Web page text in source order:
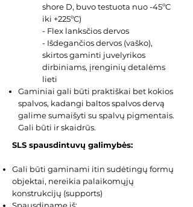
shore D, buvo testuota nuo -45ºC
iki +225ºC)
- Flex lanksčios dervos
- Išdegančios dervos (vaško),
skirtos gaminti juvelyrikos
dirbiniams, įrenginių detalėms
lieti
Gaminiai gali būti praktiškai bet kokios
spalvos, kadangi baltos spalvos dervą
galime sumaišyti su spalvų pigmentais.
Gali būti ir skaidrūs.
SLS spausdintuvų galimybės:
Gali būti gaminami itin sudėtingų formų
objektai, nereikia palaikomųjų
konstrukcijų (supports)